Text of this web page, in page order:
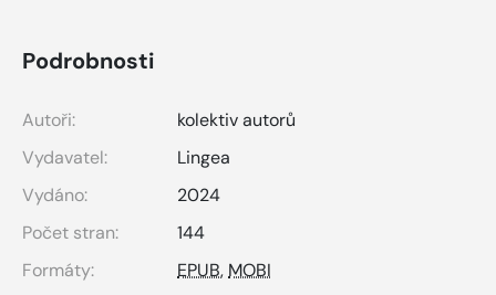
Podrobnosti
Autoři:
kolektiv autorů
Vydavatel:
Lingea
Vydáno:
2024
Počet stran:
144
Formáty:
EPUB, MOBI